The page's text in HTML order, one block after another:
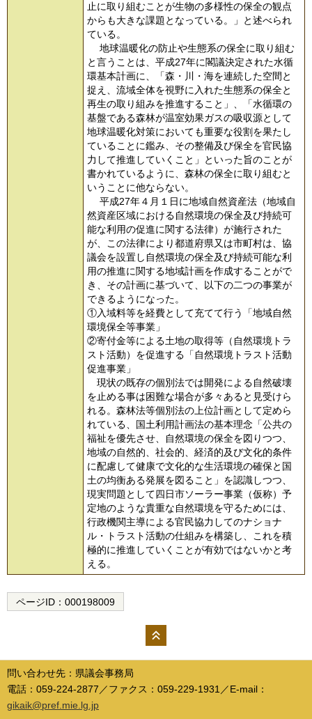
止に取り組むことが生物の多様性の保全の観点
からも大きな課題となっている。」と述べられ
ている。
地球温暖化の防止や生態系の保全に取り組む
と言うことは、平成27年に閣議決定された水循
環基本計画に、「森・川・海を連続した空間と
捉え、流域全体を視野に入れた生態系の保全と
再生の取り組みを推進すること」、「水循環の
基盤である森林が温室効果ガスの吸収源として
地球温暖化対策においても重要な役割を果たし
ていることに鑑み、その整備及び保全を官民協
力して推進していくこと」といった旨のことが
書かれているように、森林の保全に取り組むと
いうことに他ならない。
平成27年４月１日に地域自然資産法（地域自
然資産区域における自然環境の保全及び持続可
能な利用の促進に関する法律）が施行された
が、この法律により都道府県又は市町村は、協
議会を設置し自然環境の保全及び持続可能な利
用の推進に関する地域計画を作成することがで
き、その計画に基づいて、以下の二つの事業が
できるようになった。
①入域料等を経費として充てて行う「地域自然
環境保全等事業」
②寄付金等による土地の取得等（自然環境トラ
スト活動）を促進する「自然環境トラスト活動
促進事業」
現状の既存の個別法では開発による自然破壊
を止める事は困難な場合が多々あると見受けら
れる。森林法等個別法の上位計画として定めら
れている、国土利用計画法の基本理念「公共の
福祉を優先させ、自然環境の保全を図りつつ、
地域の自然的、社会的、経済的及び文化的条件
に配慮して健康で文化的な生活環境の確保と国
土の均衡ある発展を図ること」を認識しつつ、
現実問題として四日市ソーラー事業（仮称）予
定地のような貴重な自然環境を守るためには、
行政機関主導による官民協力してのナショナ
ル・トラスト活動の仕組みを構築し、これを積
極的に推進していくことが有効ではないかと考
える。
ページID： 000198009
先頭
問い合わせ先：県議会事務局
電話：059-224-2877／ファクス：059-229-1931／E-mail：
gikaik@pref.mie.lg.jp